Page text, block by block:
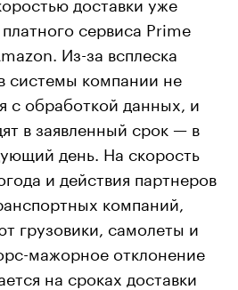
сервиса Prime
Из-за всплеска
системы компании не
с обработкой данных, и
в заявленный срок — в
день. На скорость
и действия партнеров
компаний,
грузовики, самолеты и
мажорное отклонение
на сроках доставки